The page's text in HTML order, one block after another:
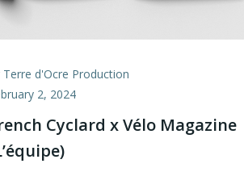
Terre d'Ocre Production
2, 2024
Cyclard x Vélo Magazine